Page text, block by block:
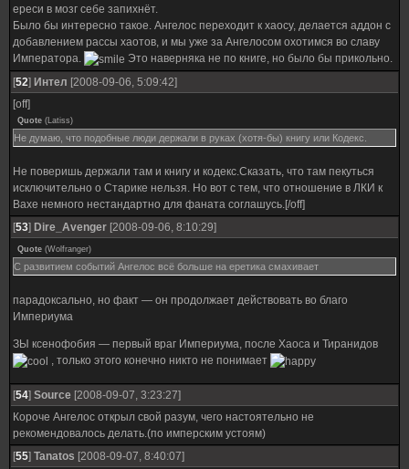
ереси в мозг себе запихнёт.
Было бы интересно такое. Ангелос переходит к хаосу, делается аддон с
добавлением рассы хаотов, и мы уже за Ангелосом охотимся во славу
Императора.
Это наверняка не по книге, но было бы прикольно.
[52] Интел [2008-09-06, 5:09:42]
[off]
Quote (Latiss)
Не думаю, что подобные люди держали в руках (хотя-бы) книгу или Кодекс.
Не поверишь держали там и книгу и кодекс.Сказать, что там пекуться
исключительно о Старике нельзя. Но вот с тем, что отношение в ЛКИ к
Вахе немного нестандартно для фаната соглашусь.[/off]
[53] Dire_Avenger [2008-09-06, 8:10:29]
Quote (Wolfranger)
C развитием событий Ангелос всё больше на еретика смахивает
парадоксально, но факт — он продолжает действовать во благо
Империума
ЗЫ ксенофобия — первый враг Империума, после Хаоса и Тиранидов
, только этого конечно никто не понимает
[54] Source [2008-09-07, 3:23:27]
Короче Ангелос открыл свой разум, чего настоятельно не
рекомендовалось делать.(по имперским устоям)
[55] Tanatos [2008-09-07, 8:40:07]